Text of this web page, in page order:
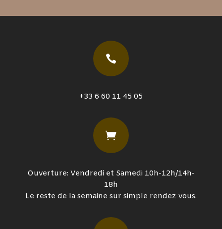

+33 6 60 11 45 05

Ouverture: Vendredi et Samedi 10h-12h/14h-
18h
Le reste de la semaine sur simple rendez vous.